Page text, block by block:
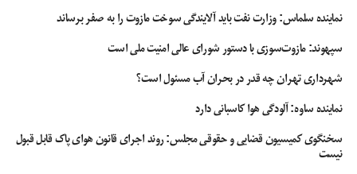
نماینده سلماس: وزارت نفت باید آلایندگی سوخت مازوت را به صفر برساند
سپهوند:‌ مازوت‌سوزی با دستور شورای عالی امنیت ملی است
شهرداری تهران چه قدر در بحران آب مسئول است؟
نماینده ساوه: آلودگی هوا کاسبانی دارد
سخنگوی کمیسیون قضایی و حقوقی مجلس: روند اجرای قانون هوای پاک قابل قبول
نیست